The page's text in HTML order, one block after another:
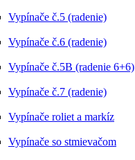
Vypínače č.5 (radenie)
Vypínače č.6 (radenie)
Vypínače č.5B (radenie 6+6)
Vypínače č.7 (radenie)
Vypínače roliet a markíz
Vypínače so stmievačom